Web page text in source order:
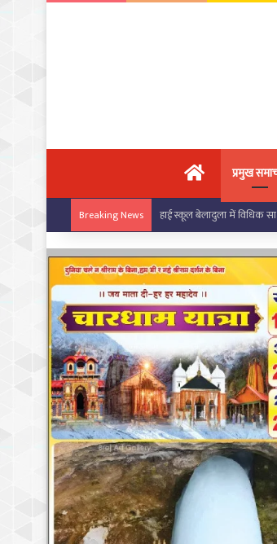
मुख्य पृष्ठप्रमुख
Breaking News बरपाली स्कूल में सरस्वती